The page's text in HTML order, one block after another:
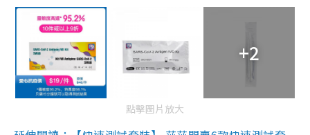
+2
點擊圖片放大